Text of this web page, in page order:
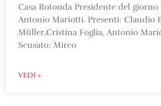
Casa Rotonda Presidente del giorno
Antonio Mariotti. Presenti: Claudio
Müller,Cristina Foglia, Antonio
Scusato: Mirco
VEDI »